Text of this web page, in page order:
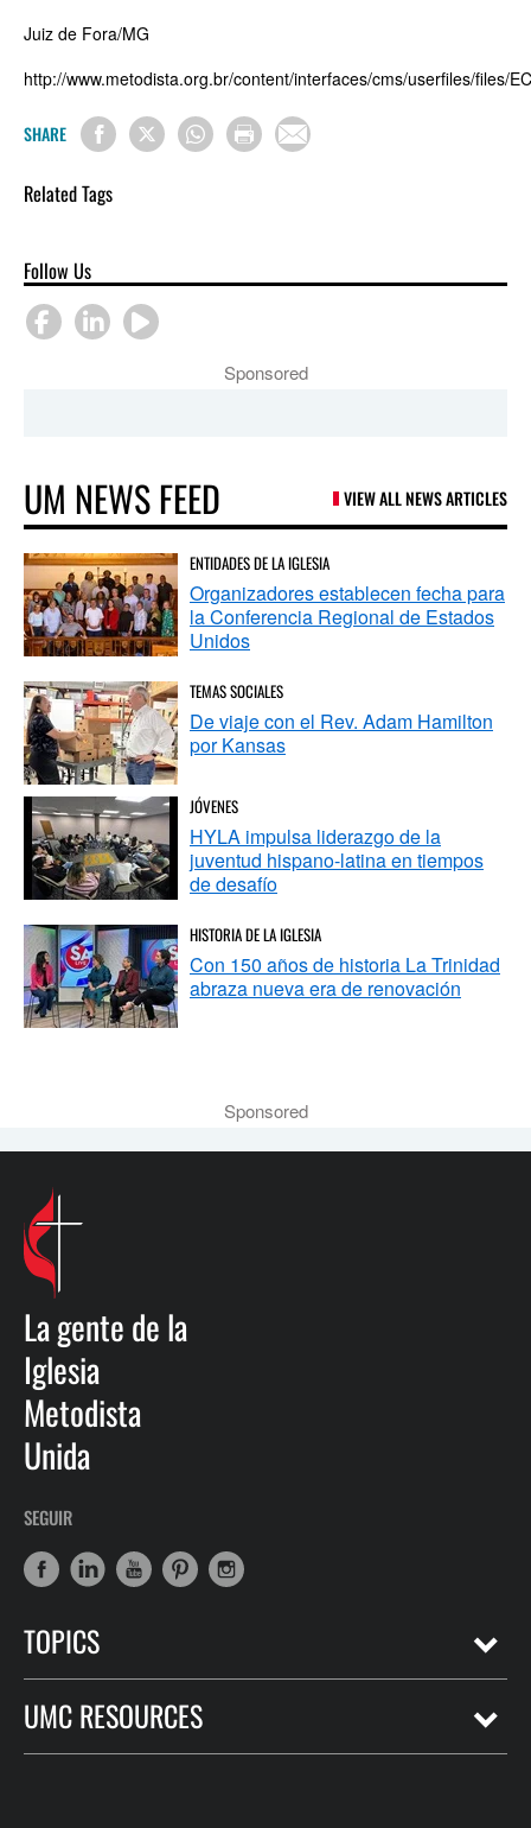
Juiz de Fora/MG
http://www.metodista.org.br/content/interfaces/cms/userfiles/files/
SHARE
Related Tags
Follow Us
Sponsored
UM NEWS FEED VIEW ALL NEWS ARTICLES
ENTIDADES DE LA IGLESIA
Organizadores establecen fecha para
la Conferencia Regional de Estados
Unidos
TEMAS SOCIALES
De viaje con el Rev. Adam Hamilton
por Kansas
JÓVENES
HYLA impulsa liderazgo de la
juventud hispano-latina en tiempos
de desafío
HISTORIA DE LA IGLESIA
Con 150 años de historia La Trinidad
abraza nueva era de renovación
Sponsored
La gente de la
Iglesia
Metodista
Unida
SEGUIR
TOPICS
UMC RESOURCES